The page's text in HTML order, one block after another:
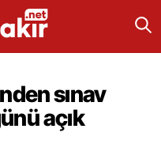
sınav
açık